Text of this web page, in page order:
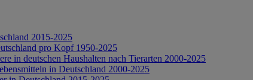
2015-2025
pro Kopf 1950-2025
in deutschen Haushalten nach Tierarten 2000-2025
in Deutschland 2000-2025